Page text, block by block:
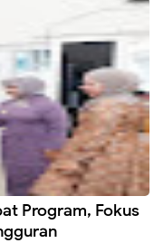
Program, Fokus